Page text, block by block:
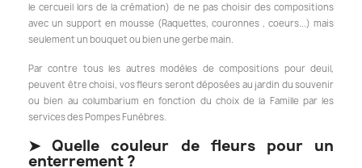
le cercueil lors de la crémation) de ne pas choisir des compositions
avec un support en mousse (Raquettes, couronnes , coeurs...) mais
seulement un bouquet ou bien une gerbe main.
Par contre tous les autres modèles de compositions pour deuil,
peuvent être choisi, vos fleurs seront déposées au jardin du souvenir
ou bien au columbarium en fonction du choix de la Famille par les
services des Pompes Funèbres.
➤Quelle couleur de fleurs pour un
enterrement ?